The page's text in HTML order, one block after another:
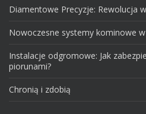
Diamentowe Precyzje: Rewolucja
Nowoczesne systemy kominowe
Instalacje odgromowe: Jak
piorunami?
Chronią i zdobią